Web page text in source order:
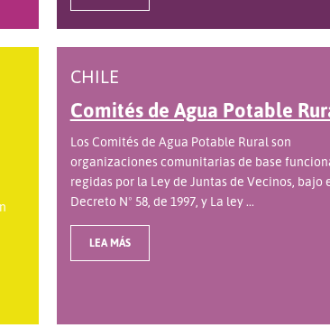
CHILE
Comités de Agua Potable
Los Comités de Agua Potable Rural son
organizaciones comunitarias de base
regidas por la Ley de Juntas de Vecinos, bajo
Decreto Nº 58, de 1997, y La ley ...
LEA MÁS